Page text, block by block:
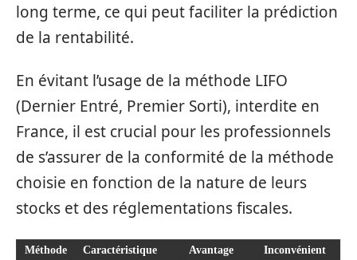
long terme, ce qui peut faciliter la prédiction
de la rentabilité.
En évitant l’usage de la méthode LIFO
(Dernier Entré, Premier Sorti), interdite en
France, il est crucial pour les professionnels
de s’assurer de la conformité de la méthode
choisie en fonction de la nature de leurs
stocks et des réglementations fiscales.
Méthode Caractéristique Avantage Inconvénient